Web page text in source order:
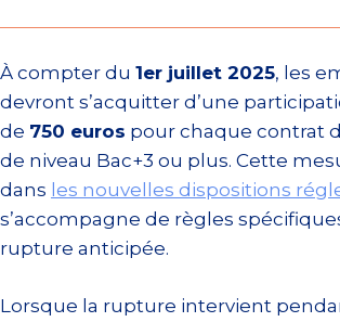
À compter du 1er juillet 2025, les
devront s’acquitter d’une
de 750 euros pour chaque contrat
de niveau Bac+3 ou plus. Cette
dans les nouvelles dispositions
s’accompagne de règles
rupture anticipée.
Lorsque la rupture intervient